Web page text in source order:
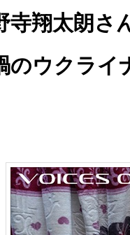
さん×小
ライナ、